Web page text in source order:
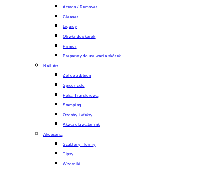
Aceton / Remover
Cleaner
Liquidy
Oliwki do skórek
Primer
Preparaty do usuwania skórek
Nail Art
Żel do zdobień
Spider żele
Folia Transferowa
Stamping
Ozdoby i efekty
Akwarela water ink
Akcesoria
Szablony i formy
Tipsy
Wzorniki